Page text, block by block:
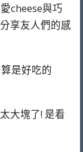
cheese與巧
享友人們的感
是好吃的
大塊了! 是看